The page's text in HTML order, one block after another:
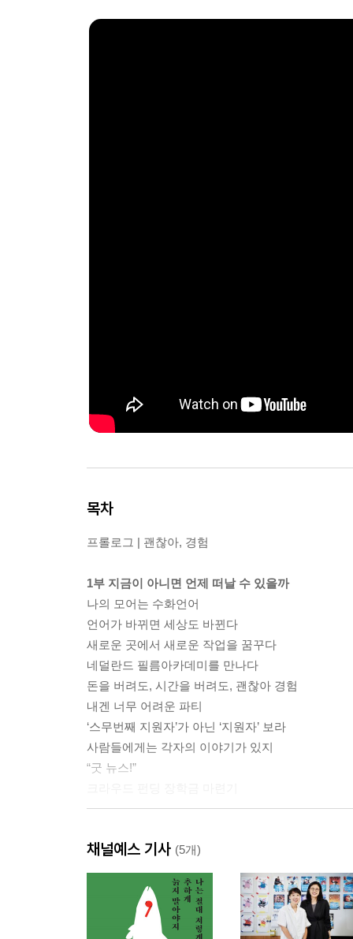
목차
프롤로그 | 괜찮아, 경험
1부 지금이 아니면 언제 떠날 수 있을까
나의 모어는 수화언어
언어가 바뀌면 세상도 바뀐다
새로운 곳에서 새로운 작업을 꿈꾸다
네덜란드 필름아카데미를 만나다
돈을 버려도, 시간을 버려도, 괜찮아 경험
내겐 너무 어려운 파티
‘스무번째 지원자’가 아닌 ‘지원자’ 보라
사람들에게는 각자의 이야기가 있지
“굿 뉴스!”
암스테르다머가 되는 법
정장 차림의 총리도 자전거 출퇴근족인 나라
필름아카데미에서의 첫 주
이토록 꿈같은 공간
내 국적이 뭔지는 나도 잘 모르겠어
채널예스 기사 (5개)